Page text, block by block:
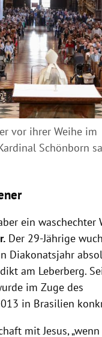
vor ihrer Weihe im
Schönborn
ein waschechter
Der 29-Jährige
Diakonatsjahr
am Leberberg.
im Zuge des
in Brasilien
mit Jesus,